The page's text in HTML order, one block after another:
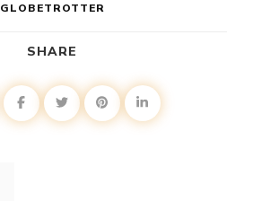
GLOBETROTTER
SHARE